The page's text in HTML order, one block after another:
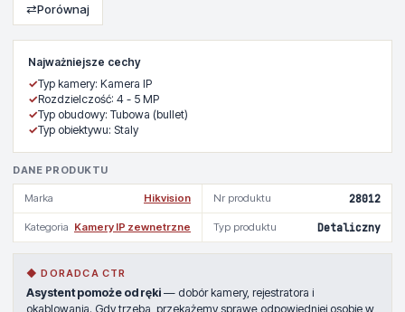
Najważniejsze cechy
✓Typ kamery: Kamera IP
✓Rozdzielczość: 4 - 5 MP
✓Typ obudowy: Tubowa (bullet)
✓Typ obiektywu: Staly
DANE PRODUKTU
Marka Hikvision Nr produktu 28012
Kategoria Kamery IP zewnetrzne Typ produktu Detaliczny
◆ DORADCA CTR
Asystent pomoże od ręki — dobór kamery, rejestratora i
okablowania. Gdy trzeba, przekażemy sprawę odpowiedniej osobie w
⇄Porównaj